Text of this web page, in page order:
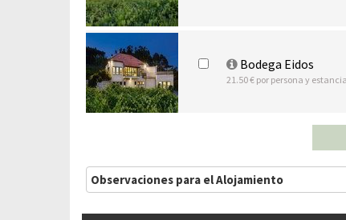
Bodega Eidos
21.50 € por persona y
Observaciones para el Alojamiento